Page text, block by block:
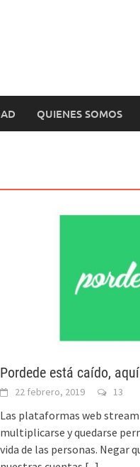
QUIENES SOMOS
Pordede está caído,
22 febrero, 2019 13
Las plataformas web
multiplicarse y quedarse
vida de las personas. Negar